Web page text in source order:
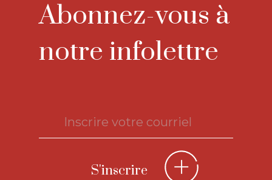
Abonnez-vous à
notre infolettre